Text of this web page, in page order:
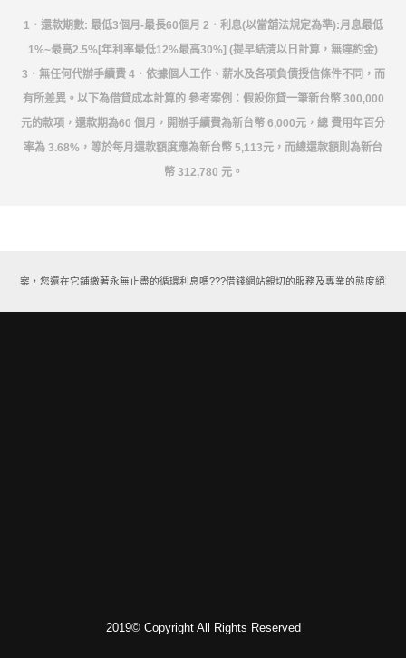
1．還款期數: 最低3個月-最長60個月 2．利息(以當舖法規定為準):月息最低
1%~最高2.5%[年利率最低12%最高30%] (提早結清以日計算，無違約金)
3．無任何代辦手續費 4．依據個人工作、薪水及各項負債授信條件不同，而
有所差異。以下為借貸成本計算的 參考案例：假設你貸一筆新台幣 300,000
元的款項，還款期為60 個月，開辦手續費為新台幣 6,000元，總 費用年百分
率為 3.68%，等於每月還款額度應為新台幣 5,113元，而總還款額則為新台
幣 312,780 元。
方案，您還在它舖繳著永無止盡的循環利息嗎???借錢網站親切的服務及專業的態度絕
2019© Copyright All Rights Reserved